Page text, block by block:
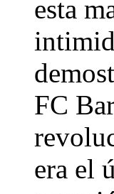
esta
FC
era el